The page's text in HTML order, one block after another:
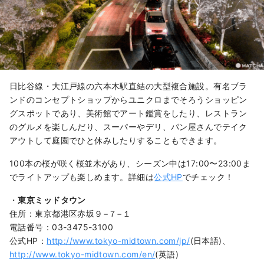
日比谷線・大江戸線の六本木駅直結の大型複合施設。有名ブラ
ンドのコンセプトショップからユニクロまでそろうショッピン
グスポットであり、美術館でアート鑑賞をしたり、レストラン
のグルメを楽しんだり、スーパーやデリ、パン屋さんでテイク
アウトして庭園でひと休みしたりすることもできます。
100本の桜が咲く桜並木があり、シーズン中は17:00〜23:00ま
でライトアップも楽しめます。詳細は公式HPでチェック！
・東京ミッドタウン
住所：東京都港区赤坂９−７−１ ‎
電話番号：03-3475-3100
公式HP： http://www.tokyo-midtown.com/jp/(日本語)、
http://www.tokyo-midtown.com/en/(英語)